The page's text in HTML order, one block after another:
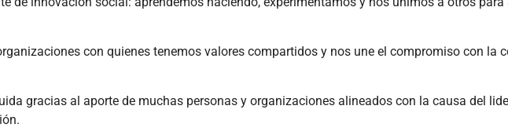
con quienes tenemos valores compartidos y nos une el compromiso con la
gracias al aporte de muchas personas y organizaciones alineados con la causa del